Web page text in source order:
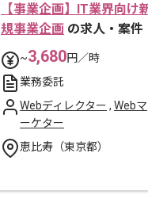
【事業企画】IT業界向け
規事業企画 の求人・案件
~3,680円／時
業務委託
Webディレクター , Webマ
ーケター
恵比寿（東京都）